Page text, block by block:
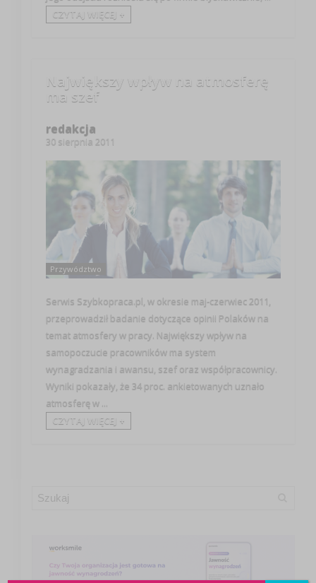
CZYTAJ WIĘCEJ +
Największy wpływ na atmosferę
ma szef
redakcja
30 sierpnia 2011
Przywództwo
Serwis Szybkopraca.pl, w okresie maj-czerwiec 2011,
przeprowadził badanie dotyczące opinii Polaków na
temat atmosfery w pracy. Największy wpływ na
samopoczucie pracowników ma system
wynagradzania i awansu, szef oraz współpracownicy.
Wyniki pokazały, że 34 proc. ankietowanych uznało
atmosferę w ...
CZYTAJ WIĘCEJ +